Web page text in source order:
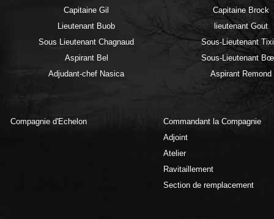
Capitaine Gil
Capitaine Brock
Lieutenant Buob
lieutenant Gout
Sous Lieutenant Chagnaud
Sous-Lieutenant
Aspirant Bel
Sous-Lieutenant
Adjudant-chef Nasica
Aspirant Remond
Compagnie d'Echelon
Commandant la Compagnie
Adjoint
Atelier
Ravitaillement
Section de remplacement